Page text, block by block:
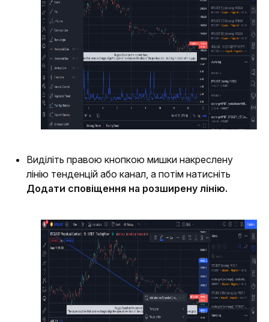
Виділіть правою кнопкою мишки накреслену
Додати сповіщення на розширену лінію.